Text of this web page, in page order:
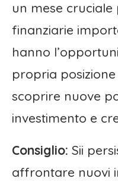
un mese
finanziarie
hanno
propria
scoprire nuove
investimento e
Consiglio: Sii
affrontare nuovi